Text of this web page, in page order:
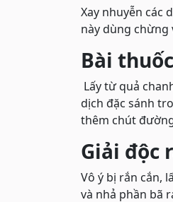
Xay nhuyễn các
này dùng chừng
Bài
Lấy từ quả
dịch đặc sánh
thêm chút
Giải độc
Vô ý bị rắn cắn,
và nhả phần bã